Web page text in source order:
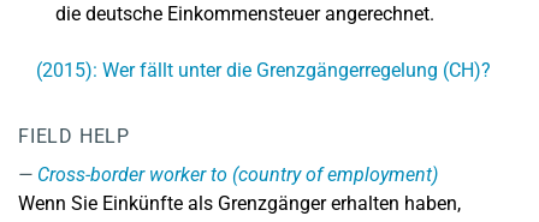
die deutsche Einkommensteuer angerechnet.
(2015): Wer fällt unter die Grenzgängerregelung (CH)?
FIELD HELP
Cross-border worker to (country of employment)
Wenn Sie Einkünfte als Grenzgänger erhalten haben,